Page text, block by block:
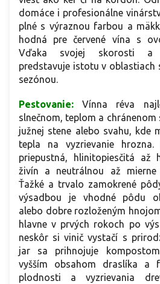
domáce i profesionálne
plné s výraznou farbou a
hodná pre červené vína s
Vďaka svojej skorosti a
predstavuje istotu v oblastiach
sezónou.
Pestovanie: Vínna réva
slnečnom, teplom a
južnej stene alebo svahu, kde
tepla na vyzrievanie
priepustná, hlinitopiesčitá až
živín a neutrálnou až mierne
Ťažké a trvalo zamokrené
výsadbou je vhodné pôdu
alebo dobre rozloženým
hlavne v prvých rokoch po
neskôr si vinič vystačí s
jar sa prihnojuje
vyšším obsahom draslíka a
plodnosti a vyzrievania